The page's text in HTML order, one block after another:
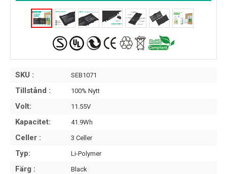
SKU : SEB1071
Tillstånd : 100% Nytt
Volt: 11.55V
Kapacitet: 41.9Wh
Celler : 3 Celler
Typ: Li-Polymer
Färg : Black